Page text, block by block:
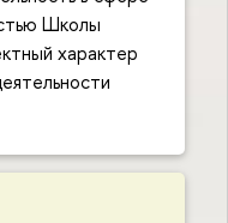
Школы
характер